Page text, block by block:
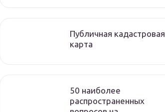
Публичная кадастровая
карта
50 наиболее
распространенных